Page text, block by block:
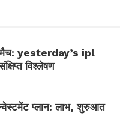
yesterday’s ipl
विश्लेषण
प्लान: लाभ, शुरुआत